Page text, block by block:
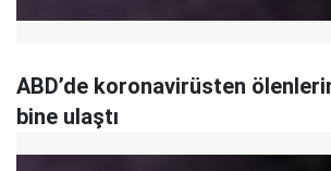
ABD’de koronavirüsten
bine ulaştı